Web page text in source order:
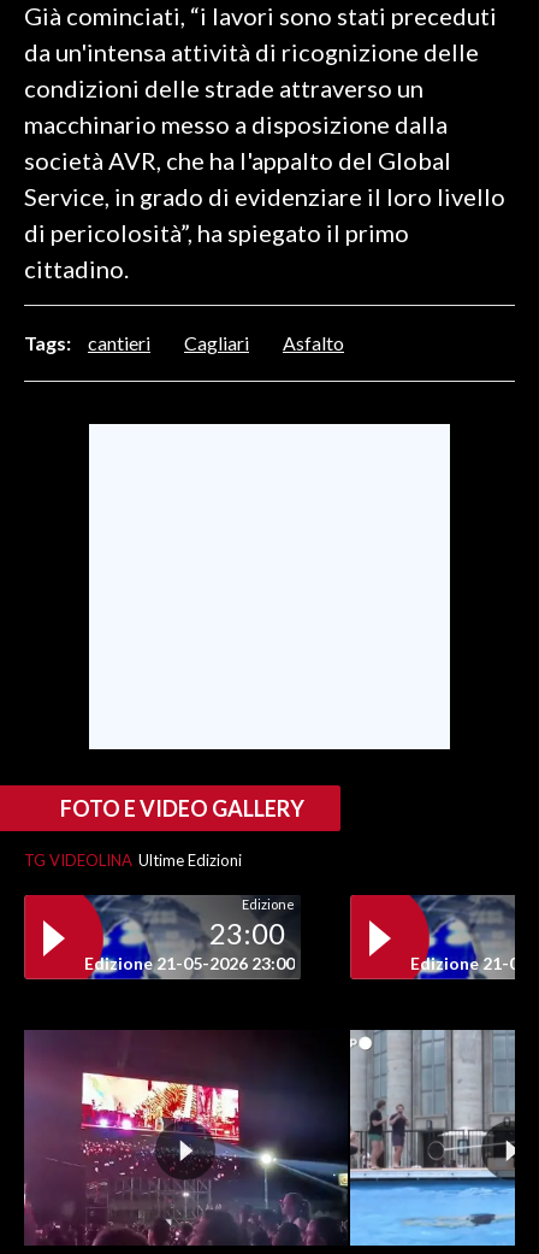
SALUTE
SARDEGNA TURISMO
SARDI NEL MONDO
NOTIZIE
#CARAUNIONE
Già cominciati, “i lavori sono stati preceduti
da un'intensa attività di ricognizione delle
condizioni delle strade attraverso un
macchinario messo a disposizione dalla
società AVR, che ha l'appalto del Global
Service, in grado di evidenziare il loro livello
di pericolosità”, ha spiegato il primo
cittadino.
Tags: cantieri Cagliari Asfalto
FOTO E VIDEO GALLERY
TG VIDEOLINA Ultime Edizioni
Edizione
23:00
Edizione 21-05-2026 23:00 Edizione 21-05-